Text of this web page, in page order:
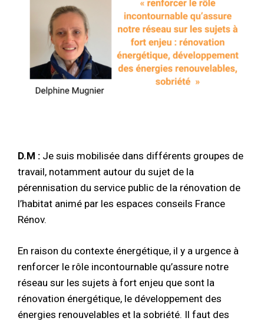
D.M : Je suis mobilisée dans différents groupes de
travail, notamment autour du sujet de la
pérennisation du service public de la rénovation de
l’habitat animé par les espaces conseils France
Rénov.
En raison du contexte énergétique, il y a urgence à
renforcer le rôle incontournable qu’assure notre
réseau sur les sujets à fort enjeu que sont la
rénovation énergétique, le développement des
énergies renouvelables et la sobriété. Il faut des